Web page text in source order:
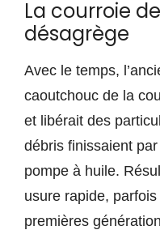
La courroie
désagrège
Avec le temps,
caoutchouc de la
et libérait des
débris finissaient
pompe à huile.
usure rapide,
premières